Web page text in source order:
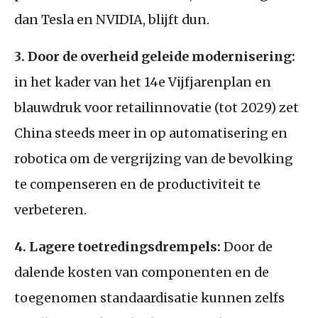
dan Tesla en NVIDIA, blijft dun.
3. Door de overheid geleide modernisering:
in het kader van het 14e Vijfjarenplan en
blauwdruk voor retailinnovatie (tot 2029) zet
China steeds meer in op automatisering en
robotica om de vergrijzing van de bevolking
te compenseren en de productiviteit te
verbeteren.
4. Lagere toetredingsdrempels: Door de
dalende kosten van componenten en de
toegenomen standaardisatie kunnen zelfs